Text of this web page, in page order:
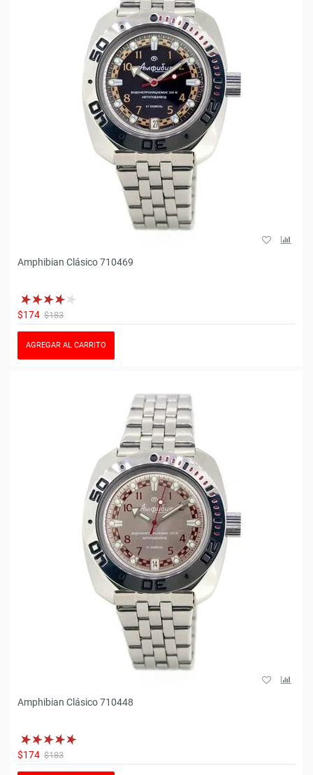
Amphibian Clásico 710469
$174 $183
AGREGAR AL CARRITO
Amphibian Clásico 710448
$174 $183